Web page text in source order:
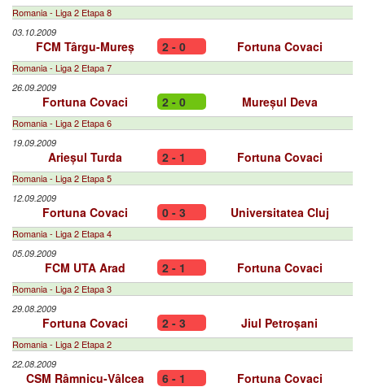
Romania - Liga 2 Etapa 8
03.10.2009
FCM Târgu-Mureș 2 - 0 Fortuna Covaci
Romania - Liga 2 Etapa 7
26.09.2009
Fortuna Covaci 2 - 0 Mureșul Deva
Romania - Liga 2 Etapa 6
19.09.2009
Arieșul Turda 2 - 1 Fortuna Covaci
Romania - Liga 2 Etapa 5
12.09.2009
Fortuna Covaci 0 - 3 Universitatea Cluj
Romania - Liga 2 Etapa 4
05.09.2009
FCM UTA Arad 2 - 1 Fortuna Covaci
Romania - Liga 2 Etapa 3
29.08.2009
Fortuna Covaci 2 - 3 Jiul Petroșani
Romania - Liga 2 Etapa 2
22.08.2009
CSM Râmnicu-Vâlcea 6 - 1 Fortuna Covaci